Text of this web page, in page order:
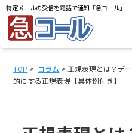
特定メールの受信を電話で通知「急コール」
TOP > コラム > 正規表現とは？デ
的にする正規表現【具体例付き】